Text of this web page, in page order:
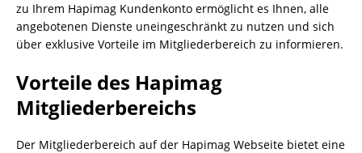
zu Ihrem Hapimag Kundenkonto ermöglicht es Ihnen, alle
angebotenen Dienste uneingeschränkt zu nutzen und sich
über exklusive Vorteile im Mitgliederbereich zu informieren.
Vorteile des Hapimag
Mitgliederbereichs
Der Mitgliederbereich auf der Hapimag Webseite bietet eine